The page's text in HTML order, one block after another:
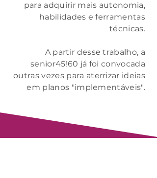
para adquirir mais autonomia,
habilidades e ferramentas
técnicas.
A partir desse trabalho, a
senior45!60 já foi convocada
outras vezes para aterrizar ideias
em planos "implementáveis".